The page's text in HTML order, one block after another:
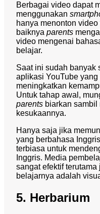
Berbagai video dapat
menggunakan
hanya menonton
baiknya parents
video mengenai
belajar.
Saat ini sudah banyak
aplikasi YouTube
meningkatkan
Untuk tahap awal,
parents biarkan sambil
kesukaannya.
Hanya saja jika
yang berbahasa
terbiasa untuk
Inggris. Media
sangat efektif terutama
belajarnya adalah
5. Herbarium